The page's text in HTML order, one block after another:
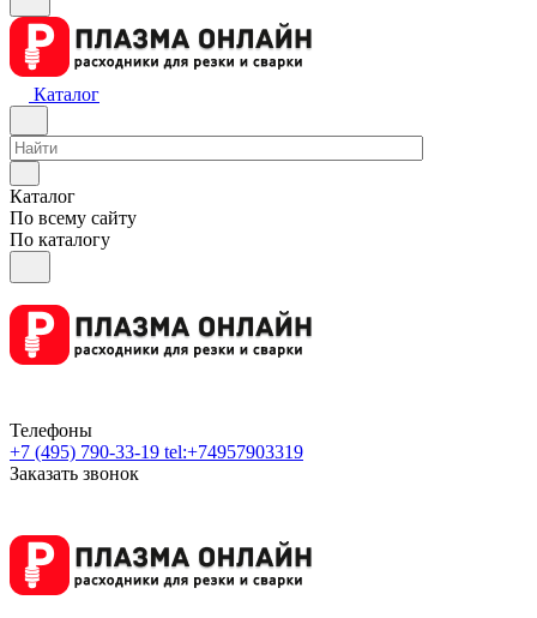
Каталог
Каталог
По всему сайту
По каталогу
Телефоны
+7 (495) 790-33-19 tel:+74957903319
Заказать звонок